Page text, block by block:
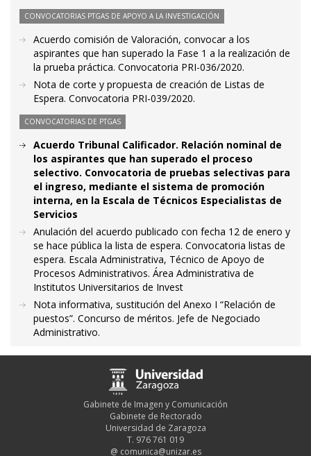
CONVOCATORIAS PTGAS DE APOYO A LA INVESTIGACIÓN
Acuerdo comisión de Valoración, convocar a los
aspirantes que han superado la Fase 1 a la realización de
la prueba práctica. Convocatoria PRI-036/2020.
Nota de corte y propuesta de creación de Listas de
Espera. Convocatoria PRI-039/2020.
CONVOCATORIAS DE PTGAS
Acuerdo Tribunal Calificador. Relación nominal de
los aspirantes que han superado el proceso
selectivo. Convocatoria de pruebas selectivas para
el ingreso, mediante el sistema de promoción
interna, en la Escala de Técnicos Especialistas de
Servicios
Anulación del acuerdo publicado con fecha 12 de enero y
se hace pública la lista de espera. Convocatoria listas de
espera. Escala Administrativa, Técnico de Apoyo de
Procesos Administrativos. Área Administrativa de
Institutos Universitarios de Invest
Nota informativa, sustitución del Anexo I “Relación de
puestos”. Concurso de méritos. Jefe de Negociado
Administrativo.
Gabinete de Imagen y Comunicación
Gabinete de Rectorado
Universidad de Zaragoza
T. 976 761 019
@ comunica@unizar.es